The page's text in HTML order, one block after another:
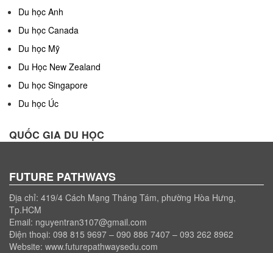
Du học Anh
Du học Canada
Du học Mỹ
Du Học New Zealand
Du học Singapore
Du học Úc
QUỐC GIA DU HỌC
FUTURE PATHWAYS
Địa chỉ: 419/4 Cách Mạng Tháng Tám, phường Hòa Hưng,
Tp.HCM
Email: nguyentran3107@gmail.com
Điện thoại: 098 815 9697 – 090 886 7407 – 093 262 8962
Website: www.futurepathwaysedu.com